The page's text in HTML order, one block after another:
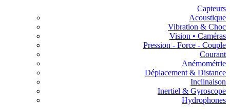
Capteurs
Acoustique
Vibration & Choc
Vision • Caméras
Pression - Force - Couple
Courant
Anémométrie
Déplacement & Distance
Inclinaison
Inertiel & Gyroscope
Hydrophones